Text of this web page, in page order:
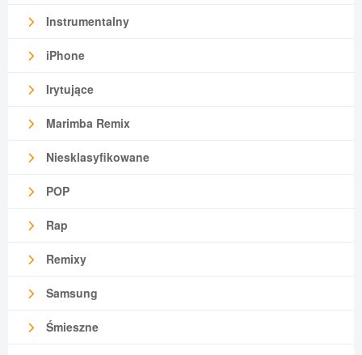
Instrumentalny
iPhone
Irytujące
Marimba Remix
Niesklasyfikowane
POP
Rap
Remixy
Samsung
Śmieszne